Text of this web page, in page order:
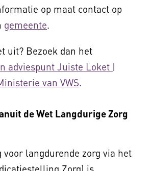
op maat contact op
gemeente.
uit? Bezoek dan het
adviespunt Juiste Loket |
van VWS.
de Wet Langdurige Zorg
voor langdurende zorg via het